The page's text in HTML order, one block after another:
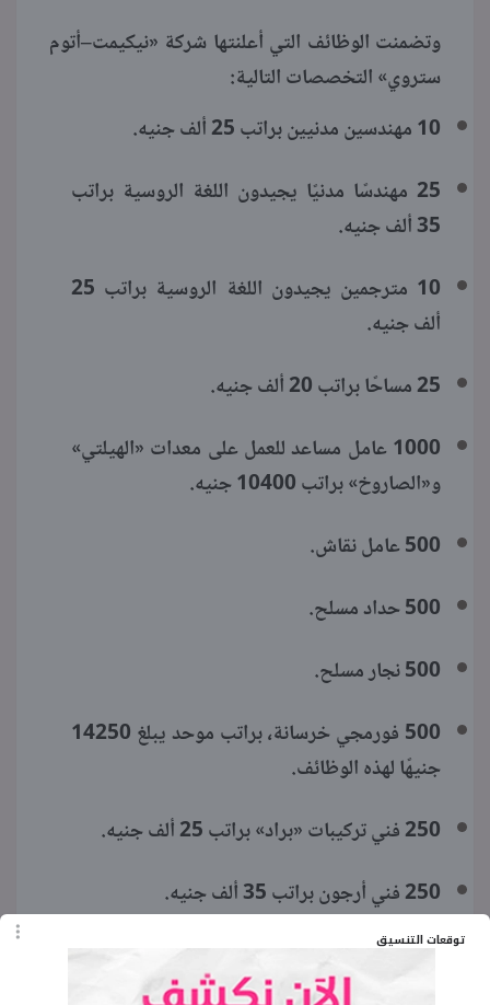
توقعات التنسيق
وتضمنت الوظائف التي أعلنتها شركة «نيكيمت–أتوم
ستروي» التخصصات التالية:
10 مهندسين مدنيين براتب 25 ألف جنيه.
25 مهندسًا مدنيًا يجيدون اللغة الروسية براتب
35 ألف جنيه.
10 مترجمين يجيدون اللغة الروسية براتب 25
ألف جنيه.
25 مساحًا براتب 20 ألف جنيه.
1000 عامل مساعد للعمل على معدات «الهيلتي»
و«الصاروخ» براتب 10400 جنيه.
500 عامل نقاش.
500 حداد مسلح.
500 نجار مسلح.
500 فورمجي خرسانة، براتب موحد يبلغ 14250
جنيهًا لهذه الوظائف.
250 فني تركيبات «براد» براتب 25 ألف جنيه.
250 فني أرجون براتب 35 ألف جنيه.
250 لحام كهرباء براتب 25 ألف جنيه.